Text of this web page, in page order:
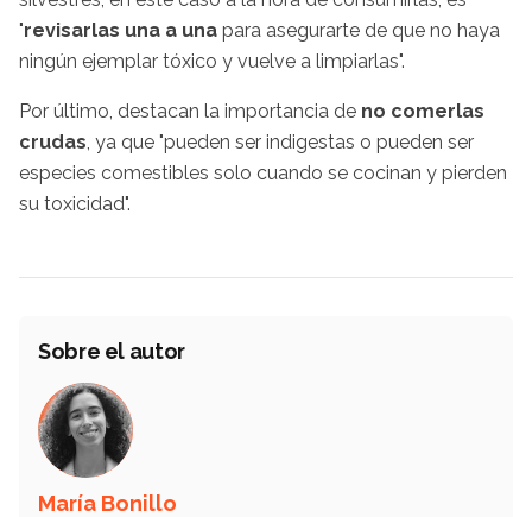
"revisarlas una a una para asegurarte de que no haya
ningún ejemplar tóxico y vuelve a limpiarlas".
Por último, destacan la importancia de no comerlas
crudas, ya que "pueden ser indigestas o pueden ser
especies comestibles solo cuando se cocinan y pierden
su toxicidad".
Sobre el autor
María Bonillo